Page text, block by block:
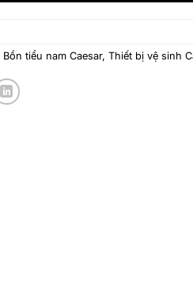
Bồn tiểu nam Caesar, Thiết bị vệ sinh